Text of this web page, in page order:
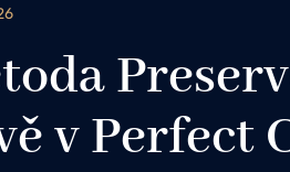
v Perfect